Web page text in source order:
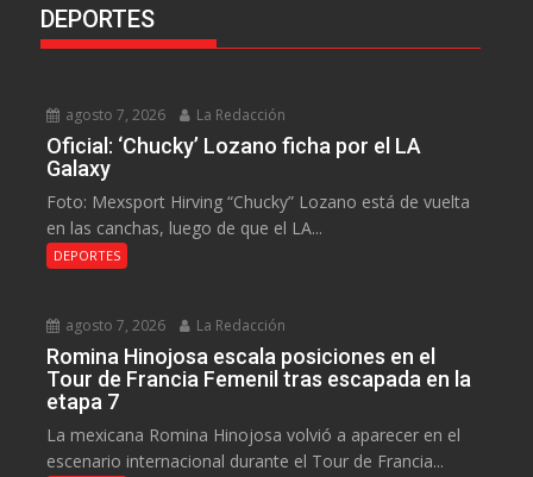
DEPORTES
agosto 7, 2026 La Redacción
Oficial: ‘Chucky’ Lozano ficha por el LA
Galaxy
Foto: Mexsport Hirving “Chucky” Lozano está de vuelta
en las canchas, luego de que el LA...
DEPORTES
agosto 7, 2026 La Redacción
Romina Hinojosa escala posiciones en el
Tour de Francia Femenil tras escapada en la
etapa 7
La mexicana Romina Hinojosa volvió a aparecer en el
escenario internacional durante el Tour de Francia...